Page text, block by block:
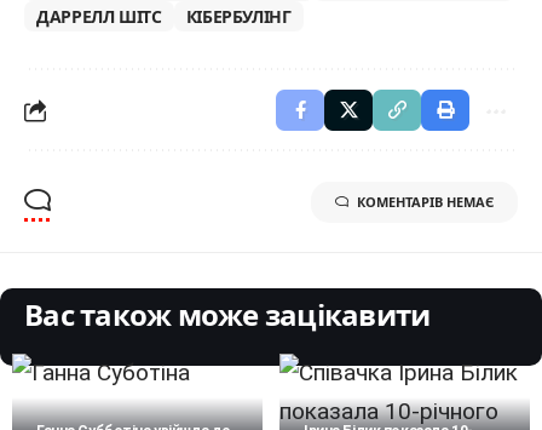
ДАРРЕЛЛ ШІТС
КІБЕРБУЛІНГ
КОМЕНТАРІВ НЕМАЄ
Вас також може зацікавити